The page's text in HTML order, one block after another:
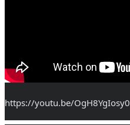
https://youtu.be/OgH8YgIosy0